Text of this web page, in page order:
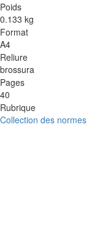
Poids
0.133 kg
Format
A4
Reliure
brossura
Pages
40
Rubrique
Collection des normes